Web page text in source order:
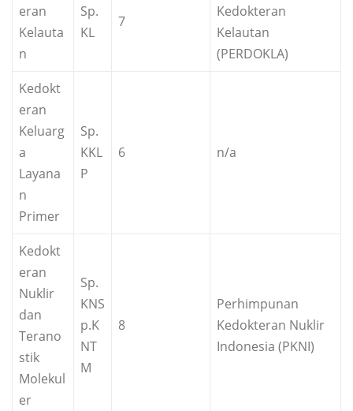
eran
Kelauta
n
Sp.
KL
7
Kedokteran
Kelautan
(PERDOKLA)
Kedokt
eran
Keluarg
a
Layana
n
Primer
Sp.
KKL
P
6 n/a
Kedokt
eran
Nuklir
dan
Terano
stik
Molekul
er
Sp.
KNS
p.K
NT
M
8
Perhimpunan
Kedokteran Nuklir
Indonesia (PKNI)